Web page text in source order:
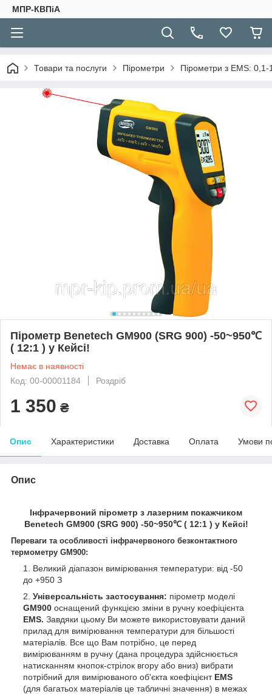
МПР-КВПіА
Товари та послуги Пірометри Пірометри з EMS: 0,1-
Пірометр Benetech GM900 (SRG 900) -50~950℃
( 12:1 ) у Кейсі!
Немає в наявності
Код: 00-00001184
Роздріб
1 350 ₴
Опис Характеристики Доставка Оплата Умови
Опис
Інфрачервоний пірометр з лазерним покажчиком
Benetech GM900 (SRG 900) -50~950℃ ( 12:1 ) у Кейсі!
Переваги та особливості інфрачервоного безконтактного
термометру GM900:
Великий діапазон вимірювання температури: від -50
до +950 З
Універсальність застосування: пірометр моделі
GM900 оснащений функцією зміни в ручну коефіцієнта
EMS. Завдяки цьому Ви можете використовувати даний
прилад для вимірювання температури для більшості
матеріалів. Все що Вам потрібно, це перед
вимірюванням в ручну (дана процедура здійснюється
натисканням кнопок-стрілок вгору або вниз) вибрати
потрібний для вимірюваного об'єкта коефіцієнт EMS
(для багатьох матеріалів це табличні значення) в межах